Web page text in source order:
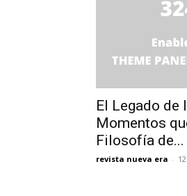
El Legado de
Momentos
Filosofía de...
revista nueva era -